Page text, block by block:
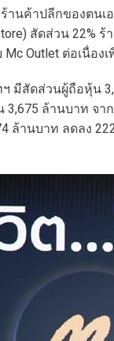
านค้าปลีกของตนเ
สัดส่วน 22%
Outlet ต่อเนื่อง
มีสัดส่วนผู้ถือหุ้น
3,675 ล้านบาท จ
ล้านบาท ลดลง